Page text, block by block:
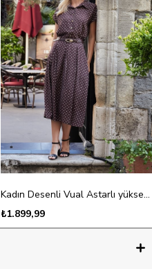
Kadın Desenli Vual Astarlı yüksek bel deri kemerli Yan Cepli Pili Kaşeli Midi Boy Etek-Kahve Puanlı
₺1.899,99